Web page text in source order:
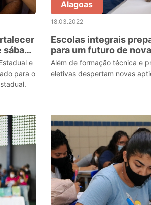
e
para o
Alagoas
18.03.2022
Escolas integrais
para um futuro de
Além de formação técnica e
eletivas despertam novas